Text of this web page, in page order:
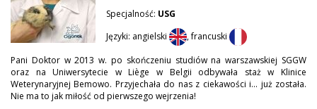
Specjalność: USG
Języki: angielski
, francuski
Pani Doktor w 2013 w. po skończeniu studiów na warszawskiej SGGW
oraz na Uniwersytecie w Liège w Belgii odbywała staż w Klinice
Weterynaryjnej Bemowo. Przyjechała do nas z ciekawości i... już została.
Nie ma to jak miłość od pierwszego wejrzenia!